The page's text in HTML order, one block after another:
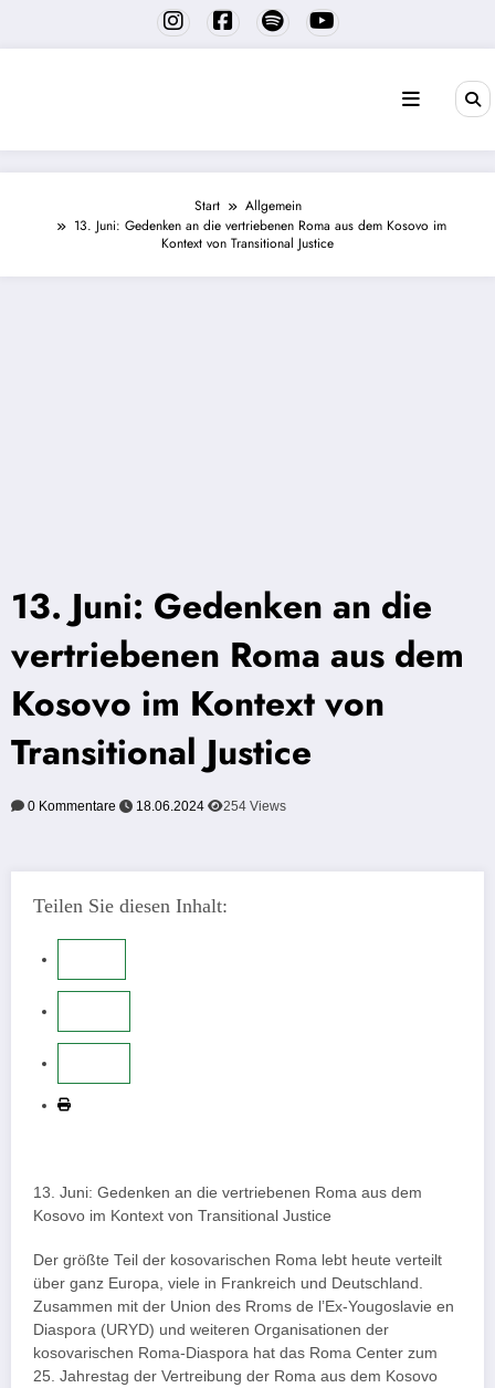
springen
Start
Allgemein
13. Juni: Gedenken an die vertriebenen Roma aus dem Kosovo im
Kontext von Transitional Justice
13. Juni: Gedenken an die
vertriebenen Roma aus dem
Kosovo im Kontext von
Transitional Justice
0 Kommentare 18.06.2024 254 Views
Teilen Sie diesen Inhalt:
13. Juni: Gedenken an die vertriebenen Roma aus dem
Kosovo im Kontext von Transitional Justice
Der größte Teil der kosovarischen Roma lebt heute verteilt
über ganz Europa, viele in Frankreich und Deutschland.
Zusammen mit der Union des Rroms de l’Ex-Yougoslavie en
Diaspora (URYD) und weiteren Organisationen der
kosovarischen Roma-Diaspora hat das Roma Center zum
25. Jahrestag der Vertreibung der Roma aus dem Kosovo